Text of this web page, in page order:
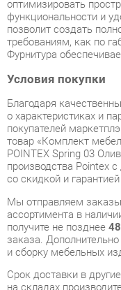
Условия покупки
Благодаря
о характеристиках и
покупателей
товар «Комплект
POINTEX Spring 03
производства Pointex с
со скидкой и гарантией
Мы отправляем заказы
ассортимента в
получите не позднее
заказа.
и сборку мебельных
Срок доставки в другие
на складах
Уточнить наличие,
через формуобратной
В любой момент до
течение 7-ми дней
изменить выборили